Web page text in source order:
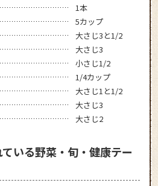
1本
5カップ
大さじ3と1/2
大さじ3
小さじ1/2
1/4カップ
大さじ1と1/2
大さじ3
大さじ2
いる野菜・旬・健康テー